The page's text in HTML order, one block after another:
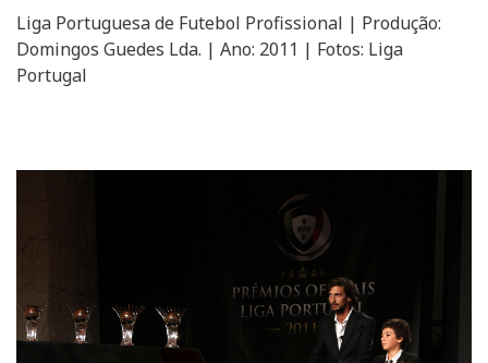
Liga Portuguesa de Futebol Profissional | Produção:
Domingos Guedes Lda. | Ano: 2011 | Fotos: Liga
Portugal